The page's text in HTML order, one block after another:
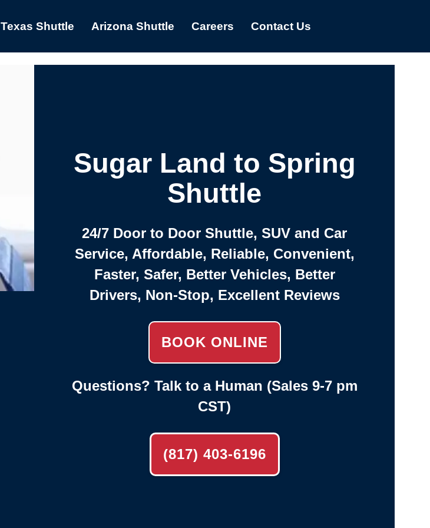
Texas Shuttle Arizona Shuttle Careers Contact Us
Sugar Land to Spring
Shuttle
24/7 Door to Door Shuttle, SUV and Car
Service, Affordable, Reliable, Convenient,
Faster, Safer, Better Vehicles, Better
Drivers, Non-Stop, Excellent Reviews
BOOK ONLINE
Questions? Talk to a Human (Sales 9-7 pm
CST)
(817) 403-6196